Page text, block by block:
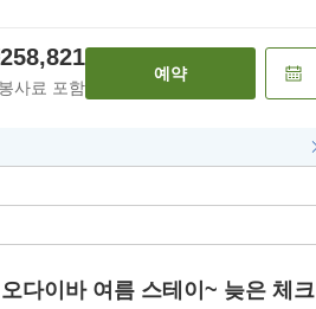
사료 포함
예약
다이바 여름 스테이~ 늦은 체크